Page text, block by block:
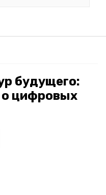
будущего:
о цифровых